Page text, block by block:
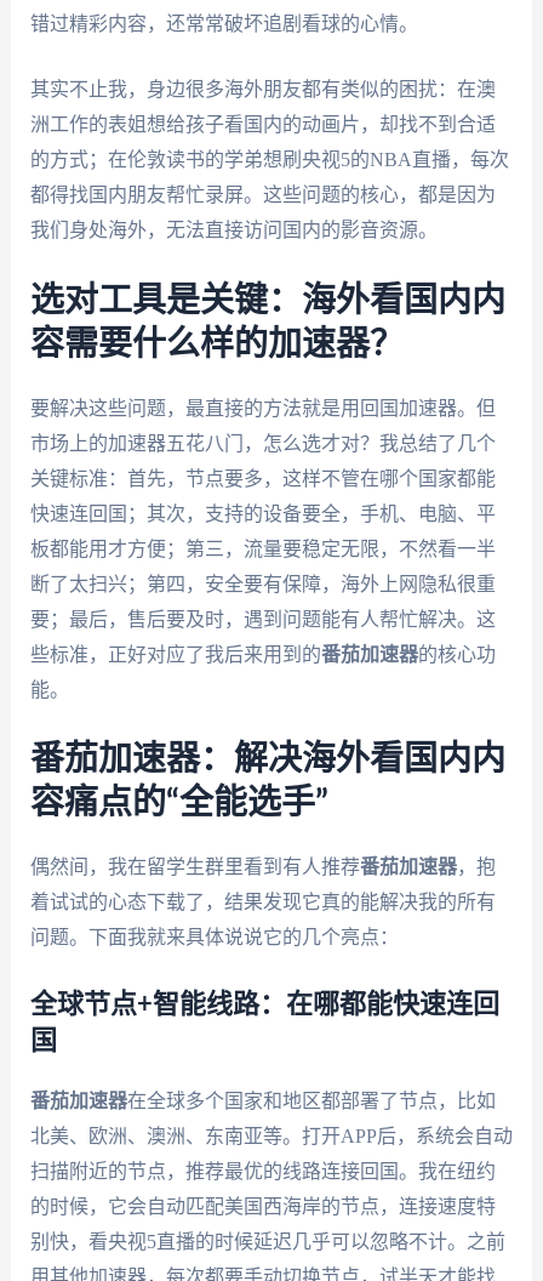
错过精彩内容，还常常破坏追剧看球的心情。
其实不止我，身边很多海外朋友都有类似的困扰：在澳
洲工作的表姐想给孩子看国内的动画片，却找不到合适
的方式；在伦敦读书的学弟想刷央视5的NBA直播，每次
都得找国内朋友帮忙录屏。这些问题的核心，都是因为
我们身处海外，无法直接访问国内的影音资源。
选对工具是关键：海外看国内内
容需要什么样的加速器？
要解决这些问题，最直接的方法就是用回国加速器。但
市场上的加速器五花八门，怎么选才对？我总结了几个
关键标准：首先，节点要多，这样不管在哪个国家都能
快速连回国；其次，支持的设备要全，手机、电脑、平
板都能用才方便；第三，流量要稳定无限，不然看一半
断了太扫兴；第四，安全要有保障，海外上网隐私很重
要；最后，售后要及时，遇到问题能有人帮忙解决。这
些标准，正好对应了我后来用到的番茄加速器的核心功
能。
番茄加速器：解决海外看国内内
容痛点的“全能选手”
偶然间，我在留学生群里看到有人推荐番茄加速器，抱
着试试的心态下载了，结果发现它真的能解决我的所有
问题。下面我就来具体说说它的几个亮点：
全球节点+智能线路：在哪都能快速连回
国
番茄加速器在全球多个国家和地区都部署了节点，比如
北美、欧洲、澳洲、东南亚等。打开APP后，系统会自动
扫描附近的节点，推荐最优的线路连接回国。我在纽约
的时候，它会自动匹配美国西海岸的节点，连接速度特
别快，看央视5直播的时候延迟几乎可以忽略不计。之前
用其他加速器，每次都要手动切换节点，试半天才能找